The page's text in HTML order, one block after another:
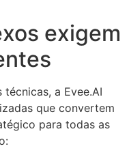
exigem
a Evee.AI
que convertem
para todas as